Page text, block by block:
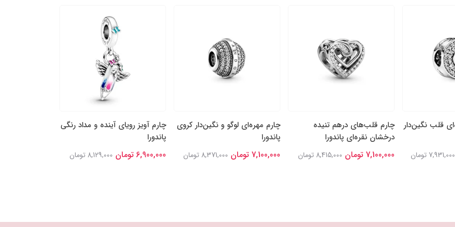
قلب نگین‌دار
7,931,000 تومان
چارم قلب‌های درهم تنیده
درخشان نقره‌ای پاندورا
7,100,000 تومان 8,415,000 تومان
چارم مهره‌ای لوگو و نگین‌دار کروی
پاندورا
7,100,000 تومان 8,371,000 تومان
چارم آویز رویای آینده‌ و مداد رنگی
پاندورا
6,900,000 تومان 8,129,000 تومان